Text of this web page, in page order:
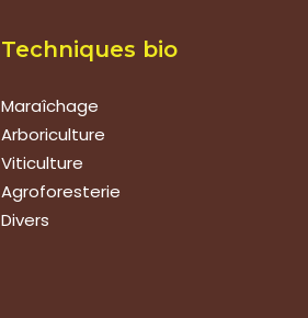
Techniques bio
Maraîchage
Arboriculture
Viticulture
Agroforesterie
Divers